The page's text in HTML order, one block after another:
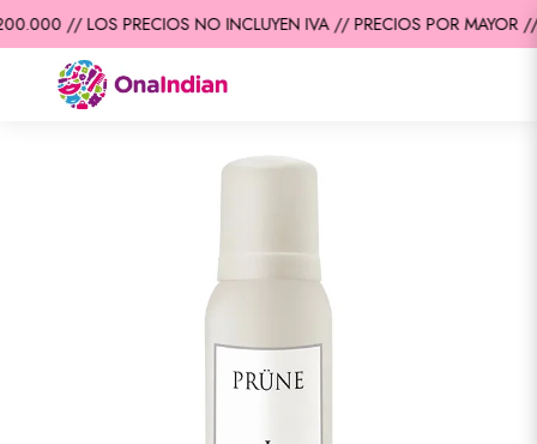
// LOS PRECIOS NO INCLUYEN IVA // PRECIOS POR MAYOR //